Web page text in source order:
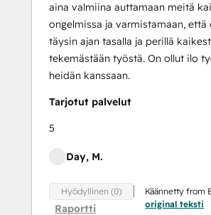
aina valmiina auttamaan meitä
ongelmissa ja varmistamaan, että
täysin ajan tasalla ja perillä
tekemästään työstä. On ollut ilo
heidän kanssaan.
Tarjotut palvelut
5
Day, M.
Hyödyllinen (0)
Raportti
Käännetty from
original teksti